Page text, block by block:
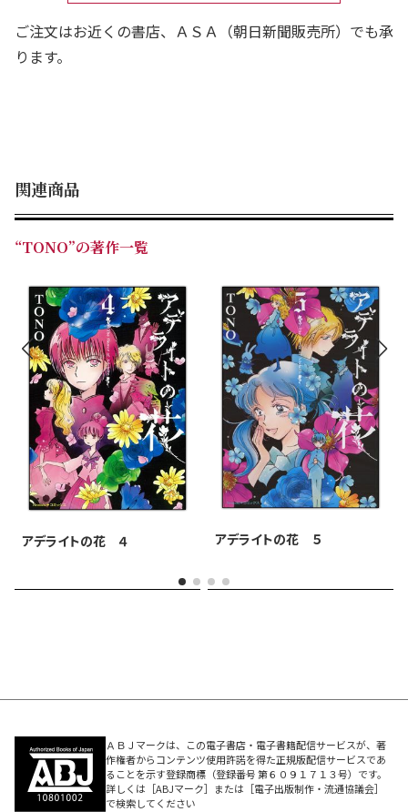
ご注文はお近くの書店、ＡＳＡ（朝日新聞販売所）でも承
ります。
関連商品
“TONO”の著作一覧
アデライトの花 ４ アデライトの花 ５
ＡＢＪマークは、この電子書店・電子書籍配信サービスが、著
作権者からコンテンツ使用許諾を得た正規版配信サービスであ
ることを示す登録商標（登録番号 第６０９１７１３号）です。
詳しくは［ABJマーク］または［電子出版制作・流通協議会］
で検索してください